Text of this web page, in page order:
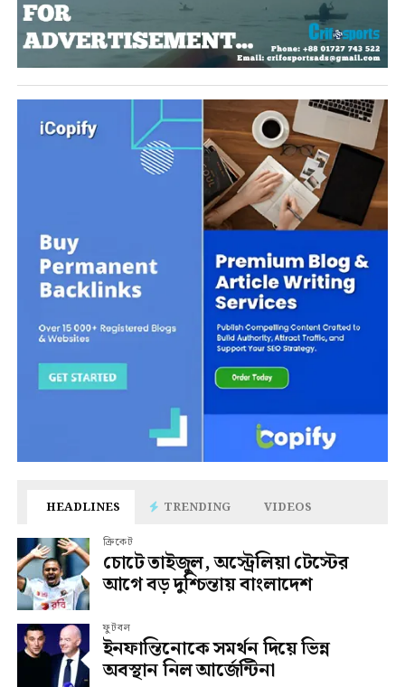
HEADLINES TRENDING VIDEOS
ক্রিকেট
চোটে তাইজুল, অস্ট্রেলিয়া টেস্টের
আগে বড় দুশ্চিন্তায় বাংলাদেশ
ফুটবল
ইনফান্তিনোকে সমর্থন দিয়ে ভিন্ন
অবস্থান নিল আর্জেন্টিনা